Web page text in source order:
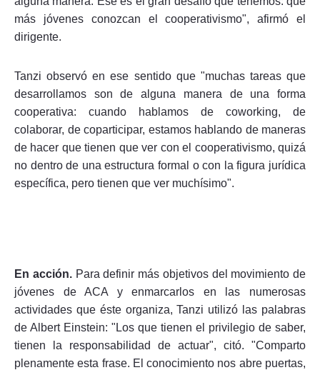
más jóvenes conozcan el cooperativismo", afirmó el
dirigente.
Tanzi observó en ese sentido que "muchas tareas que
desarrollamos son de alguna manera de una forma
cooperativa: cuando hablamos de coworking, de
colaborar, de coparticipar, estamos hablando de maneras
de hacer que tienen que ver con el cooperativismo, quizá
no dentro de una estructura formal o con la figura jurídica
específica, pero tienen que ver muchísimo".
En acción. Para definir más objetivos del movimiento de
jóvenes de ACA y enmarcarlos en las numerosas
actividades que éste organiza, Tanzi utilizó las palabras
de Albert Einstein: "Los que tienen el privilegio de saber,
tienen la responsabilidad de actuar", citó. "Comparto
plenamente esta frase. El conocimiento nos abre puertas,